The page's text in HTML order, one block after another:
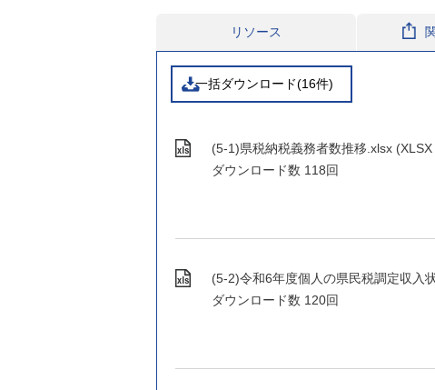
リソース
一括ダウンロード(16件)
(5-1)県税納税義務者数推移.xlsx
ダウンロード数 118回
(5-2)令和6年度個人の県民税調定収入
ダウンロード数 120回